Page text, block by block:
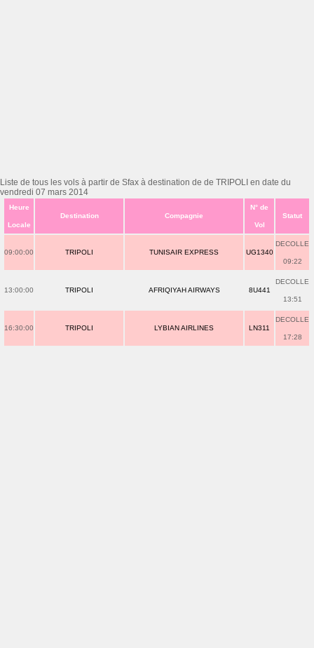
Liste de tous les vols à partir de Sfax à destination de de TRIPOLI en date du
vendredi 07 mars 2014
Heure
Locale
Destination Compagnie
N° de
Vol
Statut
09:00:00 TRIPOLI TUNISAIR EXPRESS UG1340
DECOLLE
09:22
13:00:00 TRIPOLI AFRIQIYAH AIRWAYS 8U441
DECOLLE
13:51
16:30:00 TRIPOLI LYBIAN AIRLINES LN311
DECOLLE
17:28